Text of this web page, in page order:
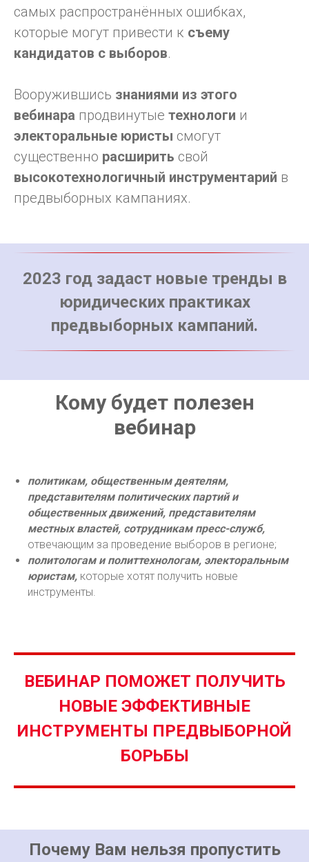
самых распространённых ошибках,
которые могут привести к съему
кандидатов с выборов.
Вооружившись знаниями из этого
вебинара продвинутые технологи и
электоральные юристы смогут
существенно расширить свой
высокотехнологичный инструментарий в
предвыборных кампаниях.
2023 год задаст новые тренды в
юридических практиках
предвыборных кампаний.
Кому будет полезен
вебинар
политикам, общественным деятелям,
представителям политических партий и
общественных движений, представителям
местных властей, сотрудникам пресс-служб,
отвечающим за проведение выборов в регионе;
политологам и политтехнологам, электоральным
юристам, которые хотят получить новые
инструменты.
ВЕБИНАР ПОМОЖЕТ ПОЛУЧИТЬ
НОВЫЕ ЭФФЕКТИВНЫЕ
ИНСТРУМЕНТЫ ПРЕДВЫБОРНОЙ
БОРЬБЫ
Почему Вам нельзя пропустить